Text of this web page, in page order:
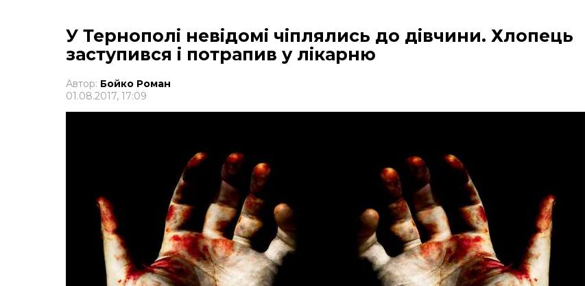
У Тернополі невідомі чіплялись до дівчини. Хлопець
заступився і потрапив у лікарню
Автор: Бойко Роман
01.08.2017, 17:09